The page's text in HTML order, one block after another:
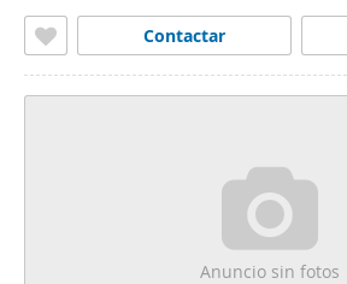
Contactar
Anuncio sin fotos